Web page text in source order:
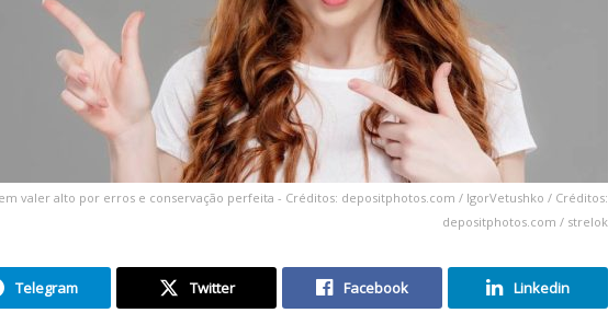
valer alto por erros e conservação perfeita - Créditos: depositphotos.com / IgorVetushko / Créditos:
depositphotos.com / strelok
Telegram Twitter Facebook Linkedin